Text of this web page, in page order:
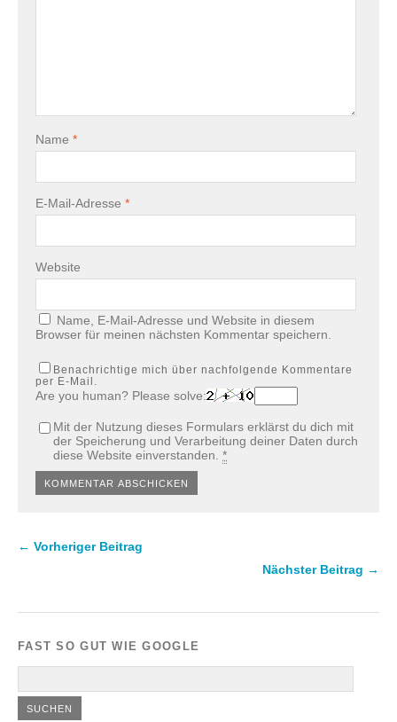
Name *
E-Mail-Adresse *
Website
Name, E-Mail-Adresse und Website in diesem
Browser für meinen nächsten Kommentar speichern.
Benachrichtige mich über nachfolgende Kommentare
per E-Mail.
Are you human? Please solve:
Mit der Nutzung dieses Formulars erklärst du dich mit
der Speicherung und Verarbeitung deiner Daten durch
diese Website einverstanden. *
← Vorheriger Beitrag
Nächster Beitrag →
FAST SO GUT WIE GOOGLE